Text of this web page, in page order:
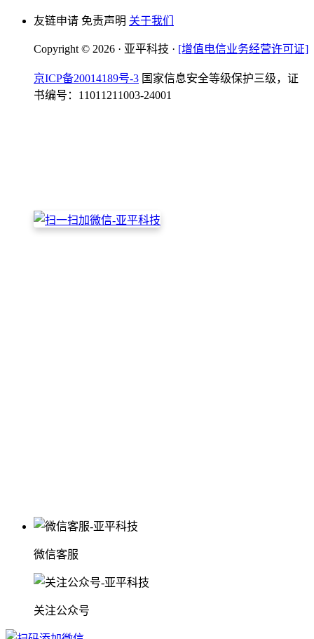
友链申请 免责声明 关于我们
Copyright © 2026 · 亚平科技 · [增值电信业务经营许可证]
京ICP备20014189号-3 国家信息安全等级保护三级，证
书编号：11011211003-24001
微信客服
关注公众号